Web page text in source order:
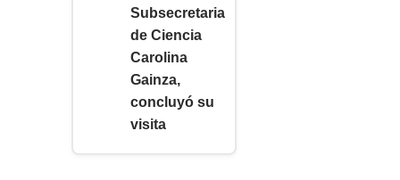
Subsecretaria
de Ciencia
Carolina
Gainza,
concluyó su
visita